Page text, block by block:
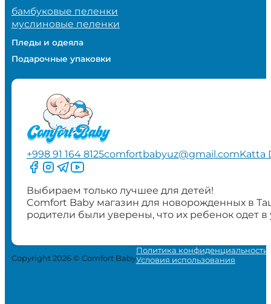
бамбуковые пеленки
муслиновые пеленки
Пледы и одеяла
Подарочные упаковки
+998 91 164 8125comfortbabyuz@gmail.comKatta
Следите за нами на Facebook
Следите за нами в Instagram
Следите за нами в Telegram
Следите за нами в YouTube
Выбираем только лучшее для детей!
Comfort Baby магазин для новорожденных в
родители были уверены, что их ребенок одет
Copyright 2026 © Comfort Baby
Политика конфиденциальности
Условия использования